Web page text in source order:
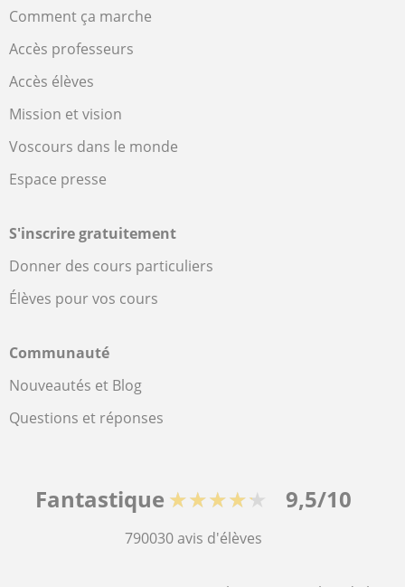
Comment ça marche
Accès professeurs
Accès élèves
Mission et vision
Voscours dans le monde
Espace presse
S'inscrire gratuitement
Donner des cours particuliers
Élèves pour vos cours
Communauté
Nouveautés et Blog
Questions et réponses
Fantastique ★★★★★ 9,5/10
790030avis d'élèves